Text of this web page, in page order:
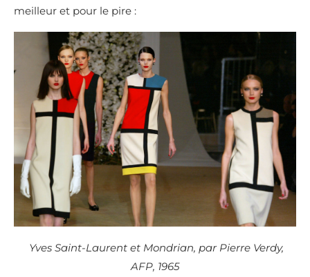
meilleur et pour le pire :
Yves Saint-Laurent et Mondrian, par Pierre Verdy,
AFP, 1965